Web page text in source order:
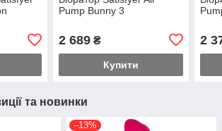
Pump Bunny 3
2 689₴
Купити
2
та новинки
–13%